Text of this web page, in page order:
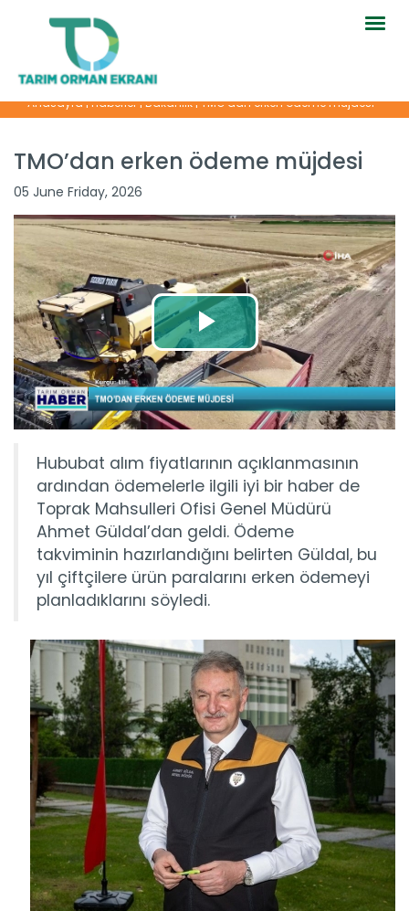
Anasayfa|Haberler|Bakanlık|TMO’dan erken ödeme müjdesi
TMO’dan erken ödeme müjdesi
05 June Friday, 2026
Hububat alım fiyatlarının açıklanmasının
ardından ödemelerle ilgili iyi bir haber de
Toprak Mahsulleri Ofisi Genel Müdürü
Ahmet Güldal’dan geldi. Ödeme
takviminin hazırlandığını belirten Güldal, bu
yıl çiftçilere ürün paralarını erken ödemeyi
planladıklarını söyledi.